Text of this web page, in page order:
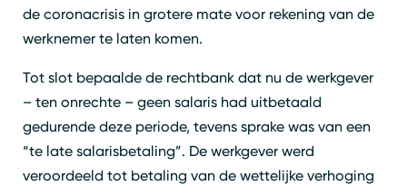
de coronacrisis in grotere mate voor rekening van de
werknemer te laten komen.
Tot slot bepaalde de rechtbank dat nu de werkgever
– ten onrechte – geen salaris had uitbetaald
gedurende deze periode, tevens sprake was van een
“te late salarisbetaling”. De werkgever werd
veroordeeld tot betaling van de wettelijke verhoging